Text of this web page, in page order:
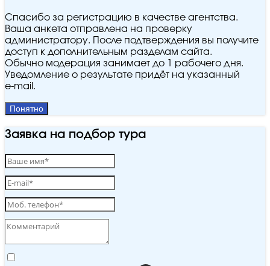
Спасибо за регистрацию в качестве агентства.
Ваша анкета отправлена на проверку
администратору. После подтверждения вы получите
доступ к дополнительным разделам сайта.
Обычно модерация занимает до 1 рабочего дня.
Уведомление о результате придёт на указанный
e‑mail.
Понятно
Заявка на подбор тура